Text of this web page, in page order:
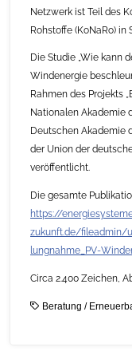
Netzwerk ist Teil des
Rohstoffe (KoNaRo) in
Die Studie „Wie kann
Windenergie
Rahmen des Projekts
Nationalen Akademie
Deutschen Akademie
der Union der
veröffentlicht.
Die gesamte
https://
zukunft.de/fileadmin/
lungnahme_PV-
Circa 2.400 Zeichen,
Beratung /